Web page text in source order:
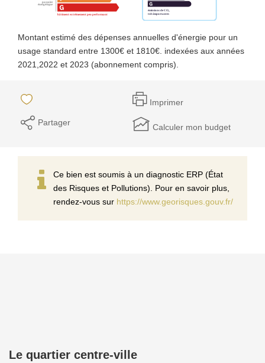
Montant estimé des dépenses annuelles d'énergie pour un
usage standard entre 1300€ et 1810€. indexées aux années
2021,2022 et 2023 (abonnement compris).
Imprimer
Partager Calculer mon budget
Ce bien est soumis à un diagnostic ERP (État
des Risques et Pollutions). Pour en savoir plus,
rendez-vous sur https://www.georisques.gouv.fr/
Le quartier centre-ville